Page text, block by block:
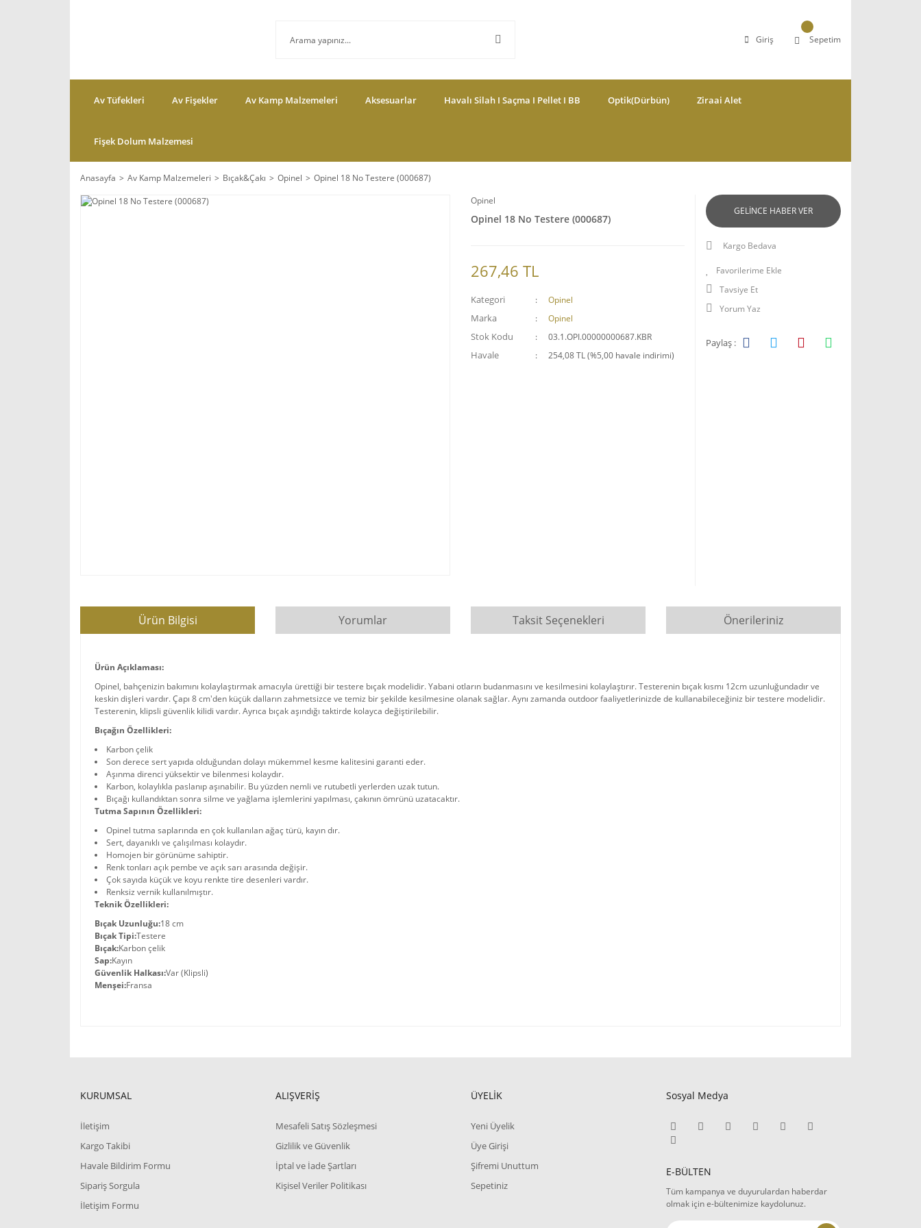
Giriş Sepetim
Av Tüfekleri Av Fişekler Av Kamp Malzemeleri Aksesuarlar Havalı Silah I Saçma I Pellet I BB Optik(Dürbün) Ziraai Alet
Fişek Dolum Malzemesi
Anasayfa Av Kamp Malzemeleri Bıçak&Çakı Opinel
Opinel 18 No Testere (000687)
Opinel
Opinel 18 No Testere (000687)
267,46 TL
Kategori Opinel
Marka Opinel
Stok Kodu 03.1.OPI.00000000687.KBR
Havale 254,08 TL (%5,00 havale indirimi)
GELİNCE HABER VER
Kargo Bedava
Tavsiye Et
Yorum Yaz
Paylaş :
Ürün Bilgisi Yorumlar Taksit Seçenekleri Önerileriniz
Ürün Açıklaması:
Opinel, bahçenizin bakımını kolaylaştırmak amacıyla ürettiği bir testere bıçak modelidir. Yabani otların budanmasını ve kesilmesini kolaylaştırır. Testerenin bıçak kısmı 12cm uzunluğundadır ve
keskin dişleri vardır. Çapı 8 cm'den küçük dalların zahmetsizce ve temiz bir şekilde kesilmesine olanak sağlar. Aynı zamanda outdoor faaliyetlerinizde de kullanabileceğiniz bir testere modelidir.
Testerenin, klipsli güvenlik kilidi vardır. Ayrıca bıçak aşındığı taktirde kolayca değiştirilebilir.
Bıçağın Özellikleri:
Karbon çelik
Son derece sert yapıda olduğundan dolayı mükemmel kesme kalitesini garanti eder.
Aşınma direnci yüksektir ve bilenmesi kolaydır.
Karbon, kolaylıkla paslanıp aşınabilir. Bu yüzden nemli ve rutubetli yerlerden uzak tutun.
Bıçağı kullandıktan sonra silme ve yağlama işlemlerini yapılması, çakının ömrünü uzatacaktır.
Tutma Sapının Özellikleri:
Opinel tutma saplarında en çok kullanılan ağaç türü, kayın dır.
Sert, dayanıklı ve çalışılması kolaydır.
Homojen bir görünüme sahiptir.
Renk tonları açık pembe ve açık sarı arasında değişir.
Çok sayıda küçük ve koyu renkte tire desenleri vardır.
Renksiz vernik kullanılmıştır.
Teknik Özellikleri:
Bıçak Uzunluğu:18 cm
Bıçak Tipi:Testere
Bıçak:Karbon çelik
Sap:Kayın
Güvenlik Halkası:Var (Klipsli)
Menşei:Fransa
Ürün resmi kalitesiz, bozuk veya görüntülenemiyor.
Ürün fiyatı diğer sitelerden daha pahalı.
Bu ürüne benzer farklı alternatifler olmalı.
KURUMSAL
İletişim
Kargo Takibi
Havale Bildirim Formu
Sipariş Sorgula
İletişim Formu
ALIŞVERİŞ
Mesafeli Satış Sözleşmesi
Gizlilik ve Güvenlik
İptal ve İade Şartları
Kişisel Veriler Politikası
ÜYELİK
Yeni Üyelik
Üye Girişi
Şifremi Unuttum
Sepetiniz
Sosyal Medya
E-BÜLTEN
Tüm kampanya ve duyurulardan haberdar
olmak için e-bültenimize kaydolunuz.